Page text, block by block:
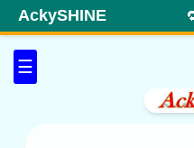
☰
AckySHINE